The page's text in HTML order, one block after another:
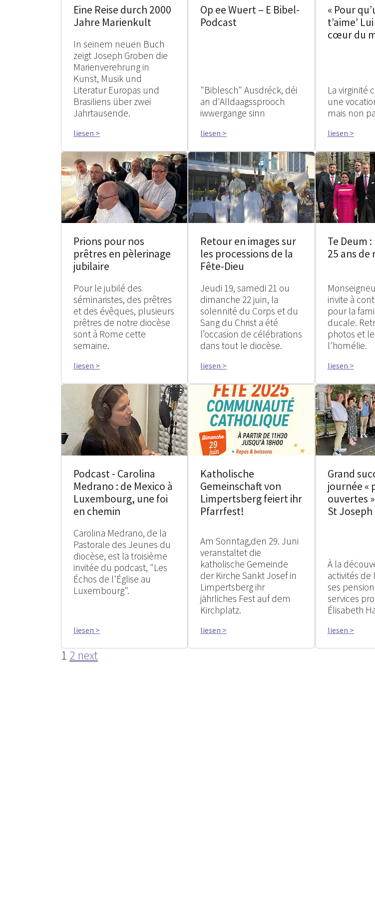
Eine Reise durch 2000
Jahre Marienkult
In seinem neuen Buch
zeigt Joseph Groben die
Marienverehrung in
Kunst, Musik und
Literatur Europas und
Brasiliens über zwei
Jahrtausende.
liesen >
Op ee Wuert – E Bibel-
Podcast
"Biblesch" Ausdréck, déi
an d'Alldaagssprooch
iwwergange sinn
liesen >
« Pour
t’aime’
cœur du
La virginité
une
mais non
liesen >
Prions pour nos
prêtres en pèlerinage
jubilaire
Pour le jubilé des
séminaristes, des prêtres
et des évêques, plusieurs
prêtres de notre diocèse
sont à Rome cette
semaine.
liesen >
Retour en images sur
les processions de la
Fête-Dieu
Jeudi 19, samedi 21 ou
dimanche 22 juin, la
solennité du Corps et du
Sang du Christ a été
l’occasion de célébrations
dans tout le diocèse.
liesen >
Te Deum
25 ans de
invite à
pour la
ducale.
photos et
l'homélie.
liesen >
Podcast - Carolina
Medrano : de Mexico à
Luxembourg, une foi
en chemin
Carolina Medrano, de la
Pastorale des Jeunes du
diocèse, est la troisième
invitée du podcast, "Les
Échos de l'Église au
Luxembourg".
liesen >
Katholische
Gemeinschaft von
Limpertsberg feiert ihr
Pfarrfest!
Am Sonntag,den 29. Juni
veranstaltet die
katholische Gemeinde
der Kirche Sankt Josef in
Limpertsberg ihr
jährliches Fest auf dem
Kirchplatz.
liesen >
Grand
journée «
ouvertes
St
À la
activités de
ses
services
Élisabeth
liesen >
1 2 next